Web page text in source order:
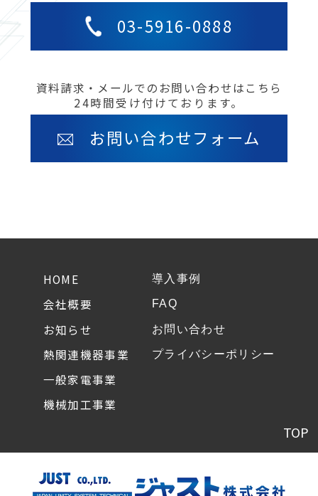
03-5916-0888
資料請求・メールでのお問い合わせはこちら
24時間受け付けております。
お問い合わせフォーム
HOME
会社概要
お知らせ
熱関連機器事業
一般家電事業
機械加工事業
導入事例
FAQ
お問い合わせ
プライバシーポリシー
TOP